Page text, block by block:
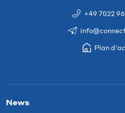
+49 7022
Plan
News